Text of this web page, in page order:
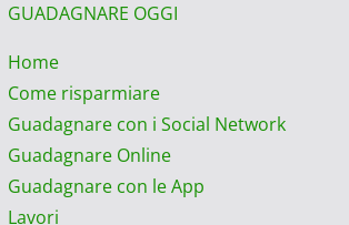
GUADAGNARE OGGI
Menu
principale
Home
Come risparmiare
Guadagnare con i Social Network
Guadagnare Online
Guadagnare con le App
Lavori